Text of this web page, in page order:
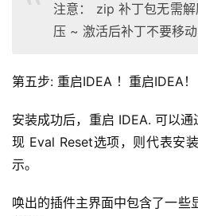
注意： zip 补丁包无需
压 ~ 激活后补丁不要移
第五步: 重启IDEA ！重启IDEA！
安装成功后，重启 IDEA. 可以
现 Eval Reset选项，则代表安
示。
唤出的插件主界面中包含了一些